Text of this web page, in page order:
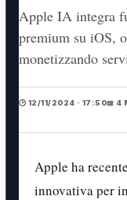
Apple IA integra
premium su iOS,
monetizzando
🕒 12/11/2024 · 17:50📖 4
Apple ha
innovativa per